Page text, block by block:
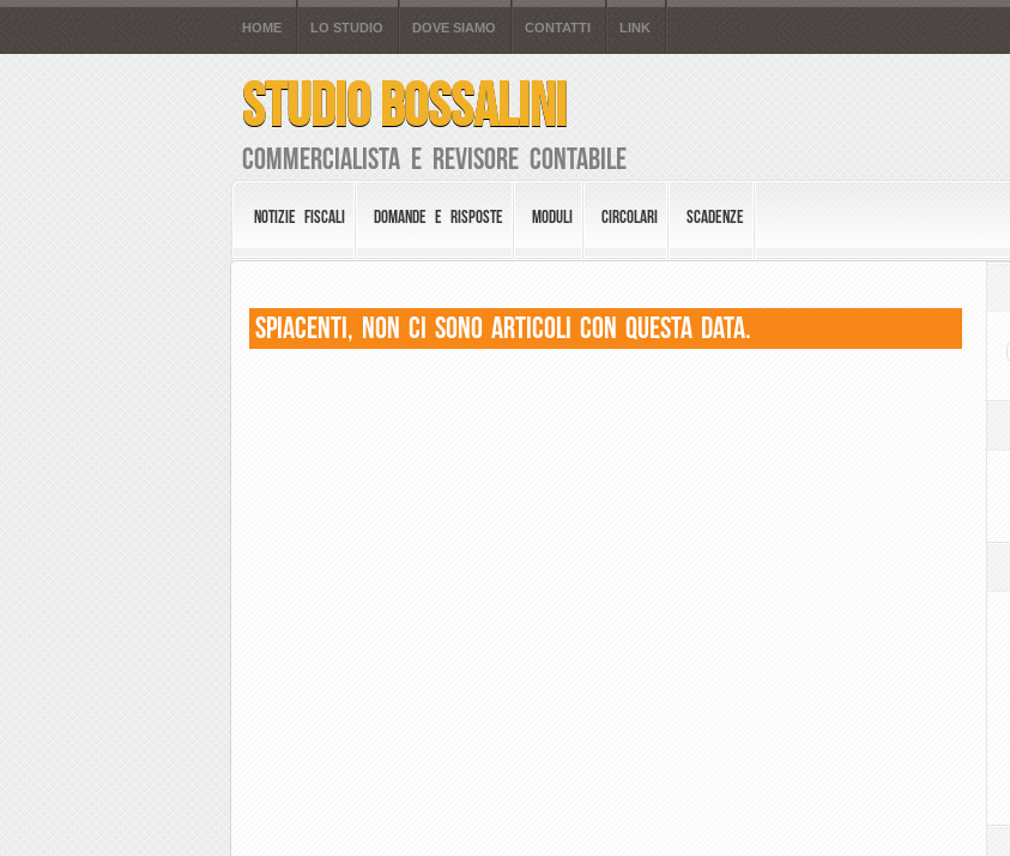
HOME LO STUDIO DOVE SIAMO CONTATTI LINK
STUDIO BOSSALINI
Commercialista e Revisore Contabile
NOTIZIE FISCALI DOMANDE E RISPOSTE MODULI CIRCOLARI SCADENZE
Spiacenti, non ci sono articoli con questa data.